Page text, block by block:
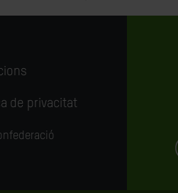
de privacitat